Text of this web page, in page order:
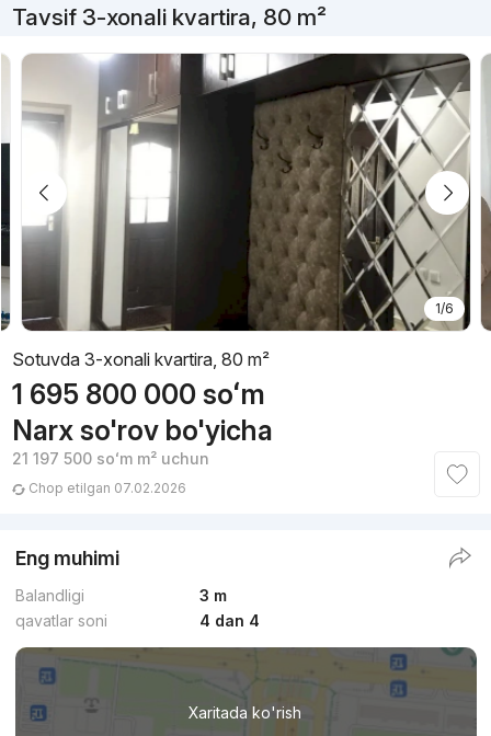
Tavsif 3-xonali kvartira, 80 m²
1/6
Sotuvda 3-xonali kvartira, 80 m²
1 695 800 000 soʻm
Narx so'rov bo'yicha
21 197 500 soʻmm² uchun
Chop etilgan 07.02.2026
Eng muhimi
Balandligi
3 m
qavatlar soni
4 dan 4
Xaritada ko'rish